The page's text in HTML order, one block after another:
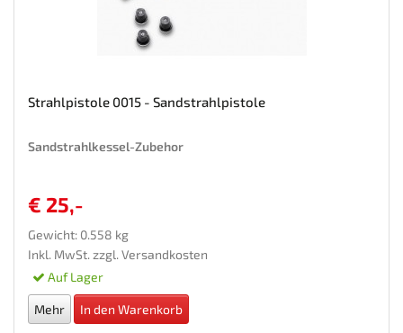
Strahlpistole 0015 - Sandstrahlpistole
Sandstrahlkessel-Zubehor
€ 25,-
Gewicht: 0.558 kg
Inkl. MwSt. zzgl. Versandkosten
Auf Lager
Mehr In den Warenkorb